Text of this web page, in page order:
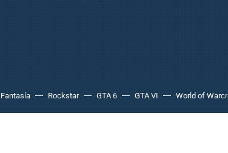
Fantasía Rockstar GTA 6 GTA VI World of